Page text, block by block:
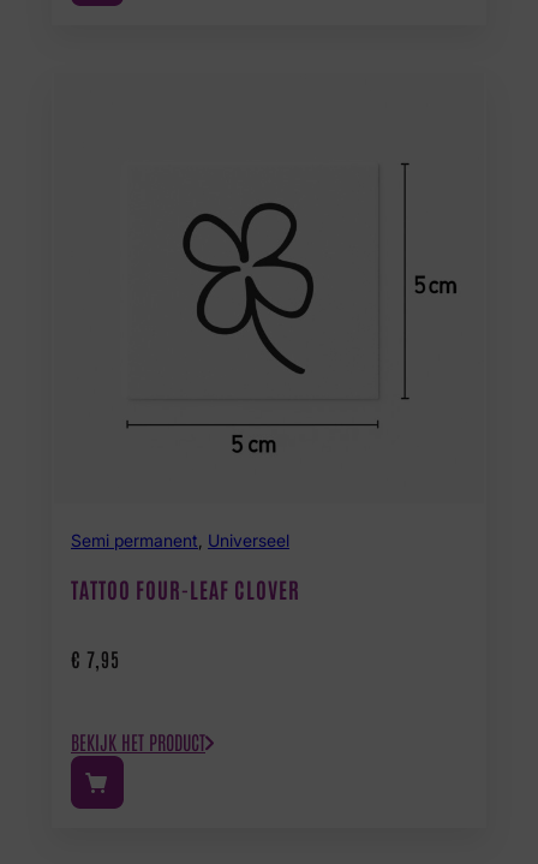
Semi permanent, Universeel
TATTOO FOUR-LEAF CLOVER
€ 7,95
BEKIJK HET PRODUCT